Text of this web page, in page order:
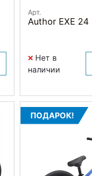
Арт.
Нет в
наличии
ПОДАРОК!